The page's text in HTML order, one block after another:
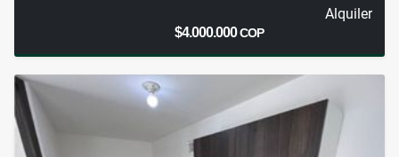
Alquiler
$4.000.000COP